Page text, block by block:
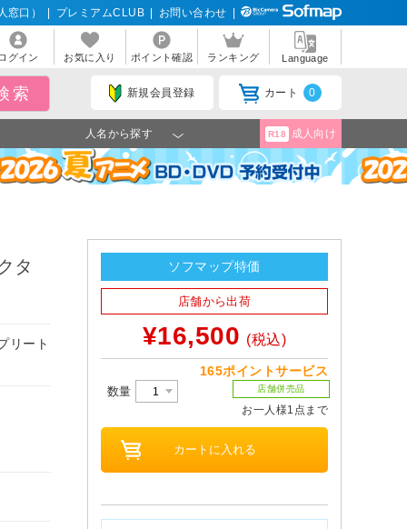
窓口） プレミアムCLUB お問い合わせ
グイン お気に入り ポイント確認 ランキング Language
新規会員登録 カート 0
人名から探す R18 成人向け
タ
リート
ソフマップ特価
店舗から出荷
¥16,500 (税込)
165ポイントサービス
数量 店舗併売品
お一人様1点まで